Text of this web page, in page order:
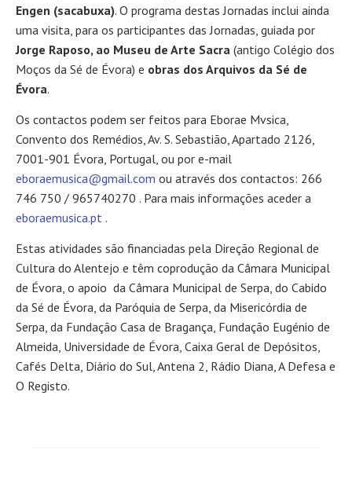
Engen (sacabuxa). O programa destas Jornadas inclui ainda
uma visita, para os participantes das Jornadas, guiada por
Jorge Raposo, ao Museu de Arte Sacra (antigo Colégio dos
Moços da Sé de Évora) e obras dos Arquivos da Sé de
Évora.
Os contactos podem ser feitos para Eborae Mvsica,
Convento dos Remédios, Av. S. Sebastião, Apartado 2126,
7001-901 Évora, Portugal, ou por e-mail
eboraemusica@gmail.com ou através dos contactos: 266
746 750 / 965740270 . Para mais informações aceder a
eboraemusica.pt .
Estas atividades são financiadas pela Direção Regional de
Cultura do Alentejo e têm coprodução da Câmara Municipal
de Évora, o apoio da Câmara Municipal de Serpa, do Cabido
da Sé de Évora, da Paróquia de Serpa, da Misericórdia de
Serpa, da Fundação Casa de Bragança, Fundação Eugénio de
Almeida, Universidade de Évora, Caixa Geral de Depósitos,
Cafés Delta, Diário do Sul, Antena 2, Rádio Diana, A Defesa e
O Registo.